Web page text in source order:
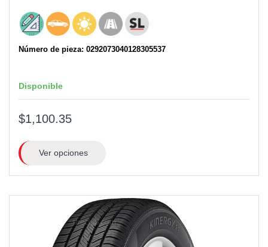
Número de pieza: 0292073040128305537
Disponible
$1,100.35
Ver opciones